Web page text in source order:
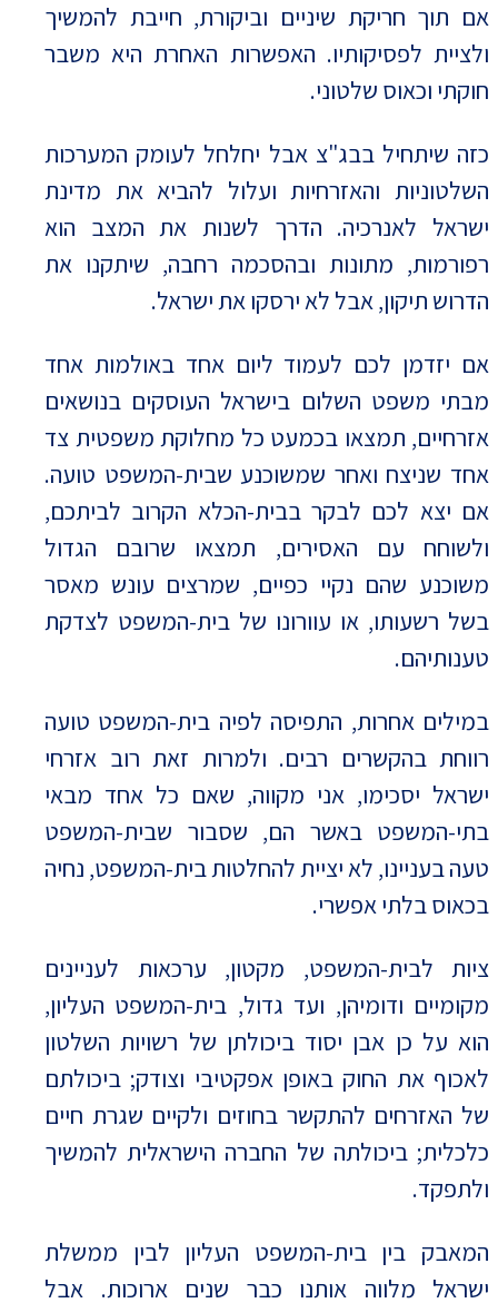
אם תוך חריקת שיניים וביקורת, חייבת להמשיך
ולציית לפסיקותיו. האפשרות האחרת היא משבר
חוקתי וכאוס שלטוני.
כזה שיתחיל בבג"צ אבל יחלחל לעומק המערכות
השלטוניות והאזרחיות ועלול להביא את מדינת
ישראל לאנרכיה. הדרך לשנות את המצב הוא
רפורמות, מתונות ובהסכמה רחבה, שיתקנו את
הדרוש תיקון, אבל לא ירסקו את ישראל.
אם יזדמן לכם לעמוד ליום אחד באולמות אחד
מבתי משפט השלום בישראל העוסקים בנושאים
אזרחיים, תמצאו בכמעט כל מחלוקת משפטית צד
אחד שניצח ואחר שמשוכנע שבית-המשפט טועה.
אם יצא לכם לבקר בבית-הכלא הקרוב לביתכם,
ולשוחח עם האסירים, תמצאו שרובם הגדול
משוכנע שהם נקיי כפיים, שמרצים עונש מאסר
בשל רשעותו, או עוורונו של בית-המשפט לצדקת
טענותיהם.
במילים אחרות, התפיסה לפיה בית-המשפט טועה
רווחת בהקשרים רבים. ולמרות זאת רוב אזרחי
ישראל יסכימו, אני מקווה, שאם כל אחד מבאי
בתי-המשפט באשר הם, שסבור שבית-המשפט
טעה בעניינו, לא יציית להחלטות בית-המשפט, נחיה
בכאוס בלתי אפשרי.
ציות לבית-המשפט, מקטון, ערכאות לעניינים
מקומיים ודומיהן, ועד גדול, בית-המשפט העליון,
הוא על כן אבן יסוד ביכולתן של רשויות השלטון
לאכוף את החוק באופן אפקטיבי וצודק; ביכולתם
של האזרחים להתקשר בחוזים ולקיים שגרת חיים
כלכלית; ביכולתה של החברה הישראלית להמשיך
ולתפקד.
המאבק בין בית-המשפט העליון לבין ממשלת
ישראל מלווה אותנו כבר שנים ארוכות. אבל